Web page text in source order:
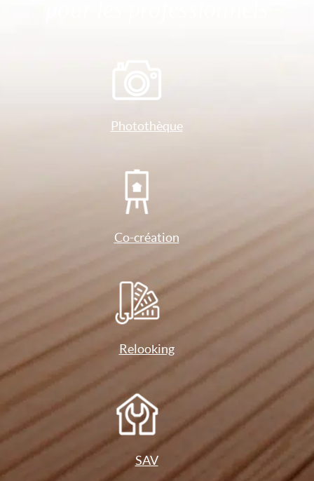
Photothèque
Co-création
Relooking
SAV